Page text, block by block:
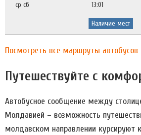
ср сб 13:01
Наличие мест
Посмотреть все маршруты
Путешествуйте с
Автобусное сообщение между
Молдавией – возможность
молдавском направлении курсируют